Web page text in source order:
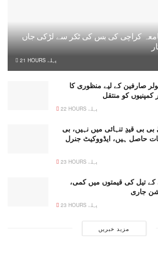
کراچی کی بس کی ٹکر سے لڑکی جاں
21 HOURS پہلے
صارفین کے لیے منظوری کا
کمپنیوں کو منتقل
22 HOURS پہلے
بی قیدِ تنہائی میں نہیں، بی
حاصل ہیں، ایڈووکیٹ جنرل
23 HOURS پہلے
کے تیل کی قیمتوں میں کمی،
جاری
23 HOURS پہلے
مزید خبریں